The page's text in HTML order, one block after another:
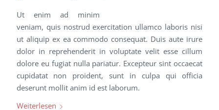
Ut enim ad minim
veniam, quis nostrud exercitation ullamco laboris nisi
ut aliquip ex ea commodo consequat. Duis aute irure
dolor in reprehenderit in voluptate velit esse cillum
dolore eu fugiat nulla pariatur. Excepteur sint occaecat
cupidatat non proident, sunt in culpa qui officia
deserunt mollit anim id est laborum.
Weiterlesen